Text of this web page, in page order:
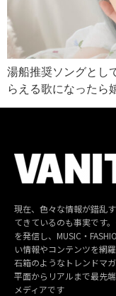
湯船推奨ソングとし
らえる歌になったら
現在、色々な情報が錯乱
てきているのも事実です
を発信し、MUSIC・
い情報やコンテンツを網
石箱のようなトレンドマ
平面からリアルまで最先
メディアです